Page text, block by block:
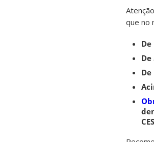
que no
De
De
De